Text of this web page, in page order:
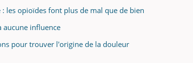
les opioïdes font plus de mal que de bien
aucune influence
pour trouver l'origine de la douleur